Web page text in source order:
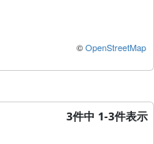
©OpenStreetMap
3件中 1-3件表示